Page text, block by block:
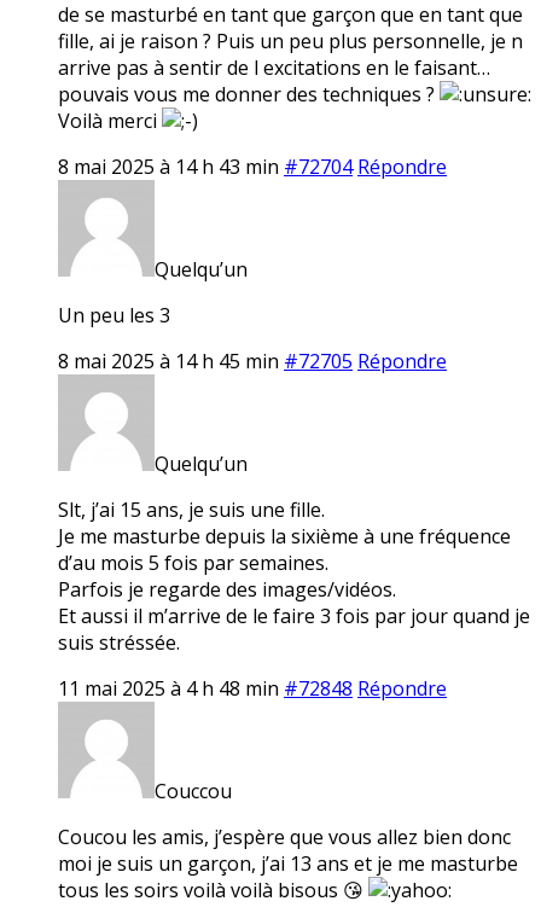
de se masturbé en tant que garçon que en tant que
fille, ai je raison ? Puis un peu plus personnelle, je n
arrive pas à sentir de l excitations en le faisant…
pouvais vous me donner des techniques ?
Voilà merci
8 mai 2025 à 14 h 43 min #72704 Répondre
Quelqu’un
Un peu les 3
8 mai 2025 à 14 h 45 min #72705 Répondre
Quelqu’un
Slt, j’ai 15 ans, je suis une fille.
Je me masturbe depuis la sixième à une fréquence
d’au mois 5 fois par semaines.
Parfois je regarde des images/vidéos.
Et aussi il m’arrive de le faire 3 fois par jour quand je
suis stréssée.
11 mai 2025 à 4 h 48 min #72848 Répondre
Couccou
Coucou les amis, j’espère que vous allez bien donc
moi je suis un garçon, j’ai 13 ans et je me masturbe
tous les soirs voilà voilà bisous 😘